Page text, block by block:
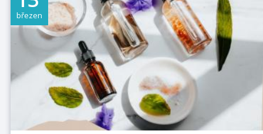
březen